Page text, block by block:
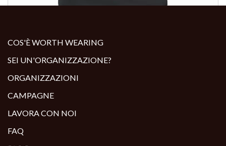
COS'È WORTH WEARING
SEI UN'ORGANIZZAZIONE?
ORGANIZZAZIONI
CAMPAGNE
LAVORA CON NOI
FAQ